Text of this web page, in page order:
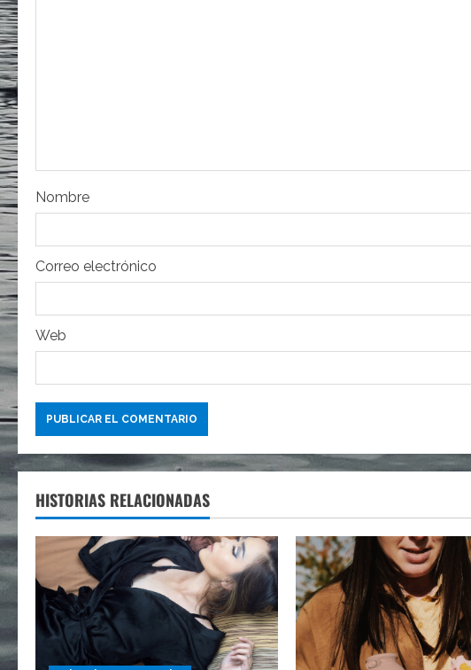
e
e
n
t
r
a
d
a
s
Nombre
Correo electrónico
Web
HISTORIAS RELACIONADAS